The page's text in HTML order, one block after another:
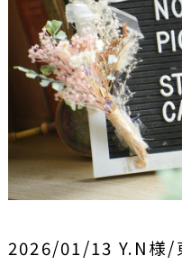
2026/01/13 Y.N様/